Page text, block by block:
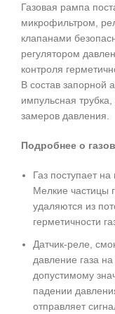
Газовая рампа
микрофильтром,
клапанами
регулятором
контроля
В состав запорной
импульсная
замеров давления.
Подробнее о
Газ поступает
Мелкие частицы
удаляются из
герметичности
Датчик-реле,
давление газа
допустимому
падении
отправляет